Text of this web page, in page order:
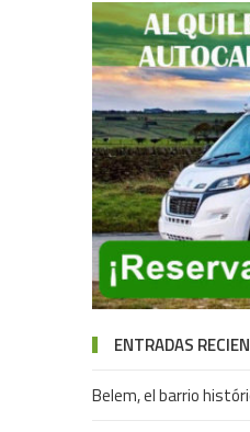
ENTRADAS
Belem, el barrio